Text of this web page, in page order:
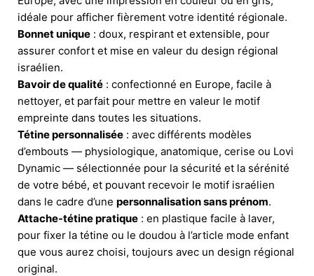
idéale pour afficher fièrement votre identité régionale.
Bonnet unique : doux, respirant et extensible, pour
assurer confort et mise en valeur du design régional
israélien.
Bavoir de qualité : confectionné en Europe, facile à
nettoyer, et parfait pour mettre en valeur le motif
empreinte dans toutes les situations.
Tétine personnalisée : avec différents modèles
d’embouts — physiologique, anatomique, cerise ou Lovi
Dynamic — sélectionnée pour la sécurité et la sérénité
de votre bébé, et pouvant recevoir le motif israélien
dans le cadre d’une personnalisation sans prénom.
Attache-tétine pratique : en plastique facile à laver,
pour fixer la tétine ou le doudou à l’article mode enfant
que vous aurez choisi, toujours avec un design régional
original.